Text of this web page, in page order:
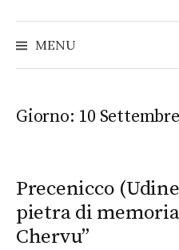
MENU
Giorno: 10
Precenicco
pietra di
Chervu”